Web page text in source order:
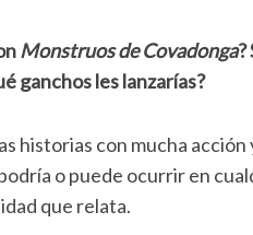
Monstruos de Covadonga?
ganchos les lanzarías?
historias con mucha acción
o puede ocurrir en
que relata.